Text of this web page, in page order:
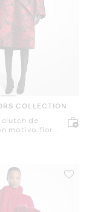
COLLECTION
de
motivo floral